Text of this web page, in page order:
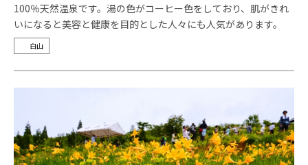
100％天然温泉です。湯の色がコーヒー色をしており、肌がきれ
いになると美容と健康を目的とした人々にも人気があります。
白山